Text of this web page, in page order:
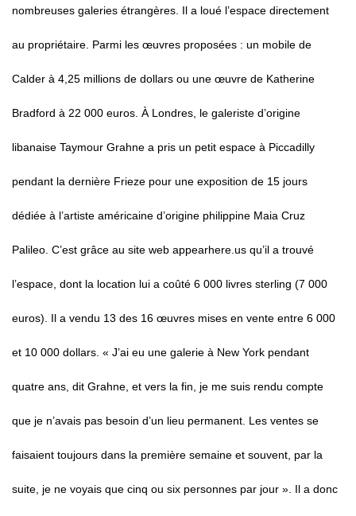
nombreuses galeries étrangères. Il a loué l’espace directement
au propriétaire. Parmi les œuvres proposées : un mobile de
Calder à 4,25 millions de dollars ou une œuvre de Katherine
Bradford à 22 000 euros. À Londres, le galeriste d’origine
libanaise Taymour Grahne a pris un petit espace à Piccadilly
pendant la dernière Frieze pour une exposition de 15 jours
dédiée à l’artiste américaine d’origine philippine Maia Cruz
Palileo. C’est grâce au site web appearhere.us qu’il a trouvé
l’espace, dont la location lui a coûté 6 000 livres sterling (7 000
euros). Il a vendu 13 des 16 œuvres mises en vente entre 6 000
et 10 000 dollars. « J’ai eu une galerie à New York pendant
quatre ans, dit Grahne, et vers la fin, je me suis rendu compte
que je n’avais pas besoin d’un lieu permanent. Les ventes se
faisaient toujours dans la première semaine et souvent, par la
suite, je ne voyais que cinq ou six personnes par jour ». Il a donc